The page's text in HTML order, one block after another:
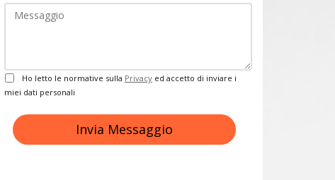
Privacy
Ho letto le normative sulla Privacy ed accetto di inviare i
miei dati personali
Invia Messaggio